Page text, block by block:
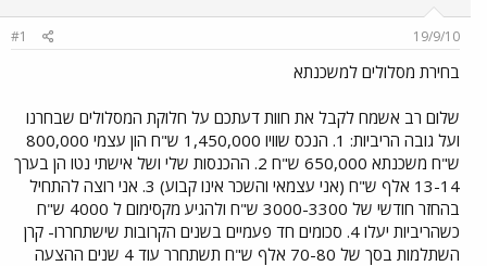
ו
ש
א
ר
19/9/10
#1
בחירת מסלולים למשכנתא
שלום רב אשמח לקבל את חוות דעתכם על חלוקת המסלולים שבחרנו
ועל גובה הריביות: 1. הנכס שוויו 1,450,000 ש"ח הון עצמי 800,000
ש"ח משכנתא 650,000 ש"ח 2. ההכנסות שלי ושל אישתי נטו הן בערך
13-14 אלף ש"ח (אני עצמאי והשכר אינו קבוע) 3. אני רוצה להתחיל
בהחזר חודשי של 3000-3300 ש"ח ולהגיע מקסימום ל 4000 ש"ח
כשהריביות יעלו 4. סכומים חד פעמיים בשנים הקרובות שישתחררו- קרן
השתלמות בסך של 70-80 אלף ש"ח תשתחרר עוד 4 שנים ההצעה